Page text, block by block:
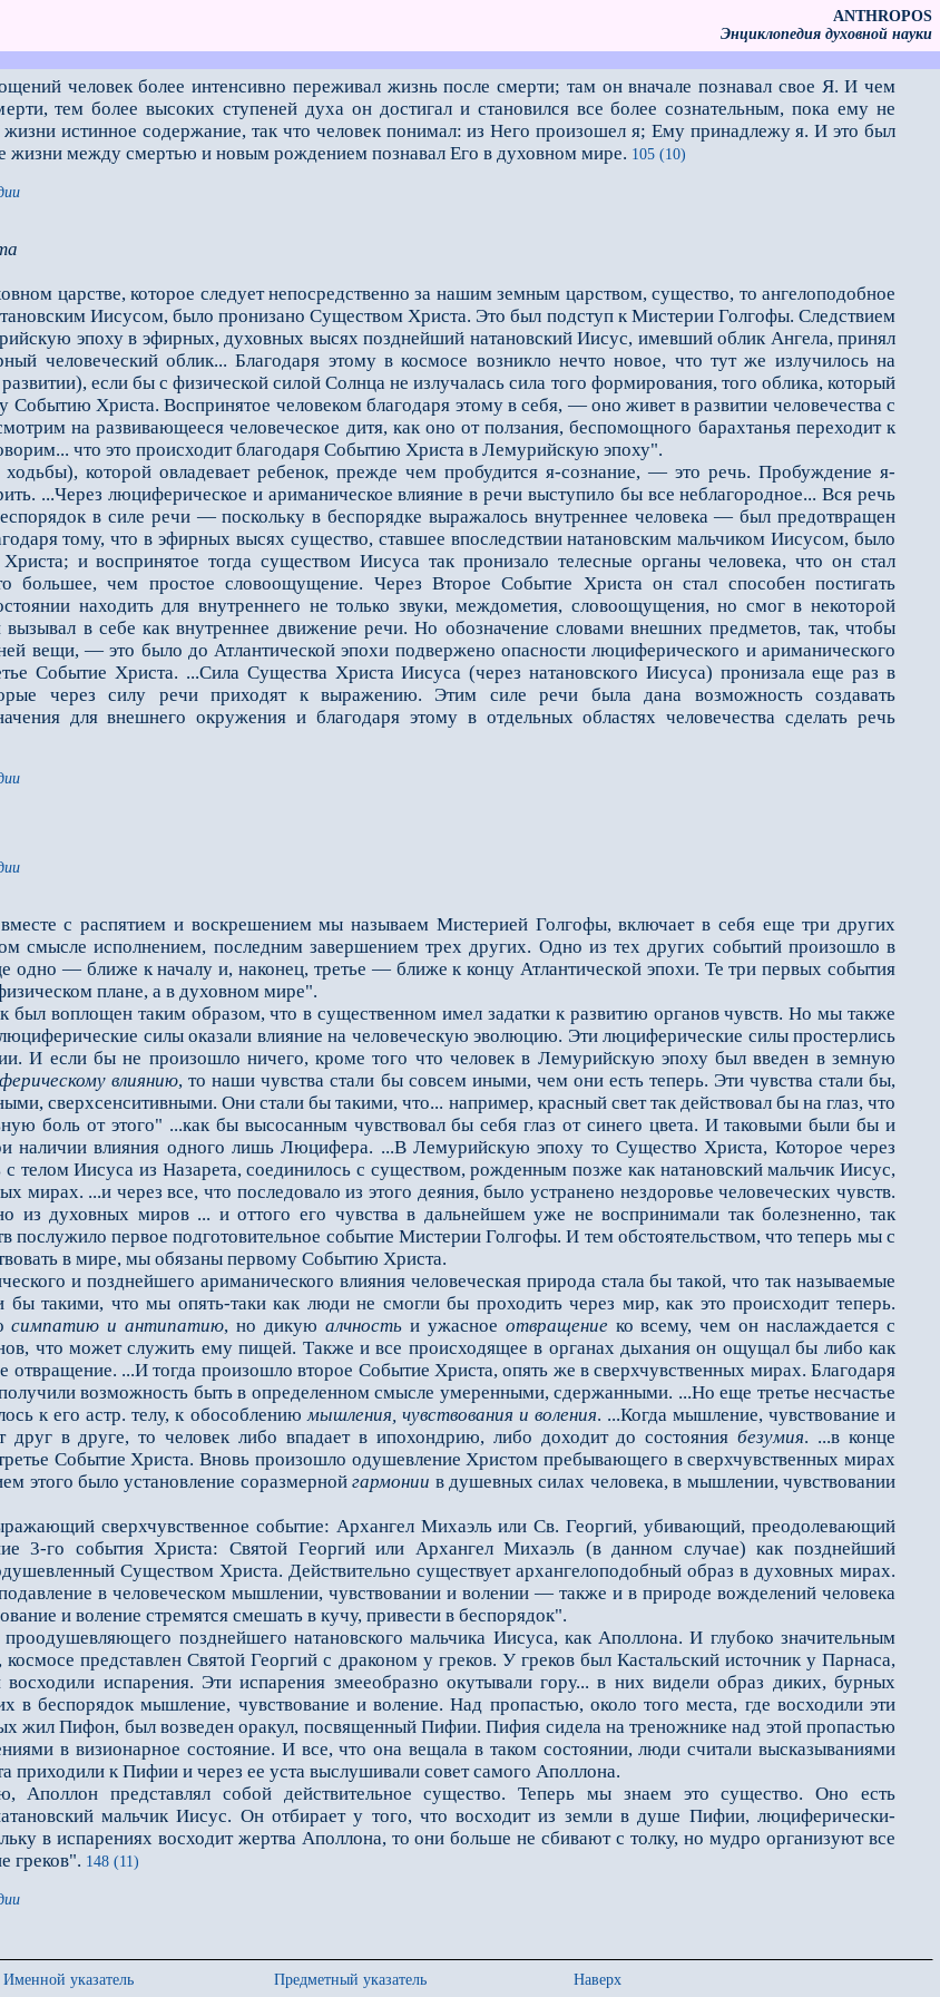
ANTHROPOS
Энциклопедия духовной науки
человек более интенсивно переживал жизнь после смерти; там он вначале познавал свое Я. И чем
тем более высоких ступеней духа он достигал и становился все более сознательным, пока ему не
жизни истинное содержание, так что человек понимал: из Него произошел я; Ему принадлежу я. И это был
жизни между смертью и новым рождением познавал Его в духовном мире. 105 (10)
царстве, которое следует непосредственно за нашим земным царством, существо, то ангелоподобное
Иисусом, было пронизано Существом Христа. Это был подступ к Мистерии Голгофы. Следствием
эпоху в эфирных, духовных высях позднейший натановский Иисус, имевший облик Ангела, принял
человеческий облик... Благодаря этому в космосе возникло нечто новое, что тут же излучилось на
если бы с физической силой Солнца не излучалась сила того формирования, того облика, который
Событию Христа. Воспринятое человеком благодаря этому в себя, — оно живет в развитии человечества с
на развивающееся человеческое дитя, как оно от ползания, беспомощного барахтанья переходит к
что это происходит благодаря Событию Христа в Лемурийскую эпоху".
которой овладевает ребенок, прежде чем пробудится я-сознание, — это речь. Пробуждение я-
...Через люциферическое и ариманическое влияние в речи выступило бы все неблагородное... Вся речь
в силе речи — поскольку в беспорядке выражалось внутреннее человека — был предотвращен
тому, что в эфирных высях существо, ставшее впоследствии натановским мальчиком Иисусом, было
и воспринятое тогда существом Иисуса так пронизало телесные органы человека, что он стал
большее, чем простое словоощущение. Через Второе Событие Христа он стал способен постигать
находить для внутреннего не только звуки, междометия, словоощущения, но смог в некоторой
в себе как внутреннее движение речи. Но обозначение словами внешних предметов, так, чтобы
вещи, — это было до Атлантической эпохи подвержено опасности люциферического и ариманического
Событие Христа. ...Сила Существа Христа Иисуса (через натановского Иисуса) пронизала еще раз в
через силу речи приходят к выражению. Этим силе речи была дана возможность создавать
для внешнего окружения и благодаря этому в отдельных областях человечества сделать речь
с распятием и воскрешением мы называем Мистерией Голгофы, включает в себя еще три других
смысле исполнением, последним завершением трех других. Одно из тех других событий произошло в
— ближе к началу и, наконец, третье — ближе к концу Атлантической эпохи. Те три первых события
плане, а в духовном мире".
был воплощен таким образом, что в существенном имел задатки к развитию органов чувств. Но мы также
силы оказали влияние на человеческую эволюцию. Эти люциферические силы простерлись
И если бы не произошло ничего, кроме того что человек в Лемурийскую эпоху был введен в земную
влиянию, то наши чувства стали бы совсем иными, чем они есть теперь. Эти чувства стали бы,
сверхсенситивными. Они стали бы такими, что... например, красный свет так действовал бы на глаз, что
боль от этого" ...как бы высосанным чувствовал бы себя глаз от синего цвета. И таковыми были бы и
наличии влияния одного лишь Люцифера. ...В Лемурийскую эпоху то Существо Христа, Которое через
телом Иисуса из Назарета, соединилось с существом, рожденным позже как натановский мальчик Иисус,
мирах. ...и через все, что последовало из этого деяния, было устранено нездоровье человеческих чувств.
из духовных миров ... и оттого его чувства в дальнейшем уже не воспринимали так болезненно, так
послужило первое подготовительное событие Мистерии Голгофы. И тем обстоятельством, что теперь мы с
в мире, мы обязаны первому Событию Христа.
и позднейшего ариманического влияния человеческая природа стала бы такой, что так называемые
бы такими, что мы опять-таки как люди не смогли бы проходить через мир, как это происходит теперь.
симпатию и антипатию, но дикую алчностьи ужасное отвращение ко всему, чем он наслаждается с
что может служить ему пищей. Также и все происходящее в органах дыхания он ощущал бы либо как
отвращение. ...И тогда произошло второе Событие Христа, опять же в сверхчувственных мирах. Благодаря
возможность быть в определенном смысле умеренными, сдержанными. ...Но еще третье несчастье
к его астр. телу, к обособлениюмышления, чувствования и воления. ...Когда мышление, чувствование и
друг в друге, то человек либо впадает в ипохондрию, либо доходит до состояниябезумия. ...в конце
Событие Христа. Вновь произошло одушевление Христом пребывающего в сверхчувственных мирах
этого было установление соразмернойгармонии в душевных силах человека, в мышлении, чувствовании
сверхчувственное событие: Архангел Михаэль или Св. Георгий, убивающий, преодолевающий
3-го события Христа: Святой Георгий или Архангел Михаэль (в данном случае) как позднейший
Существом Христа. Действительно существует архангелоподобный образ в духовных мирах.
в человеческом мышлении, чувствовании и волении — также и в природе вожделений человека
и воление стремятся смешать в кучу, привести в беспорядок".
позднейшего натановского мальчика Иисуса, как Аполлона. И глубоко значительным
представлен Святой Георгий с драконом у греков. У греков был Кастальский источник у Парнаса,
восходили испарения. Эти испарения змееобразно окутывали гору... в них видели образ диких, бурных
в беспорядок мышление, чувствование и воление. Над пропастью, около того места, где восходили эти
жил Пифон, был возведен оракул, посвященный Пифии. Пифия сидела на треножнике над этой пропастью
в визионарное состояние. И все, что она вещала в таком состоянии, люди считали высказываниями
приходили к Пифии и через ее уста выслушивали совет самого Аполлона.
представлял собой действительное существо. Теперь мы знаем это существо. Оно есть
мальчик Иисус. Он отбирает у того, что восходит из земли в душе Пифии, люциферически-
в испарениях восходит жертва Аполлона, то они больше не сбивают с толку, но мудро организуют все
греков". 148 (11)
Именной указатель Предметный указатель
Наверх